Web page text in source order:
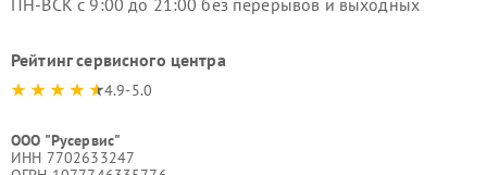
Рейтинг сервисного центра
4.9-5.0
ООО "Русервис"
ИНН 7702633247